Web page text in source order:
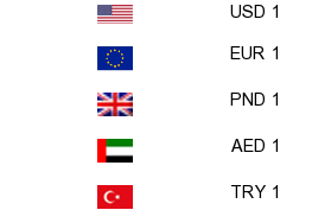
1 USD
1 EUR
1 PND
1 AED
1 TRY